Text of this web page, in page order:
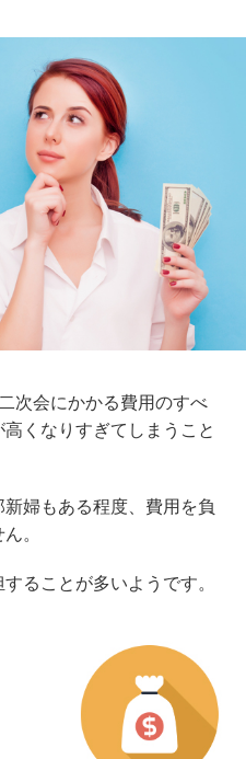
次会にかかる費用のすべ
くなりすぎてしまうこと
婦もある程度、費用を負
。
ることが多いようです。